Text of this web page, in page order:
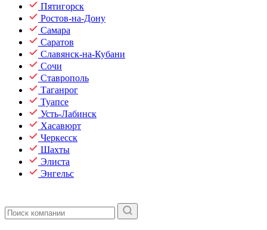
Пятигорск
Ростов-на-Дону
Самара
Саратов
Славянск-на-Кубани
Сочи
Ставрополь
Таганрог
Туапсе
Усть-Лабинск
Хасавюрт
Черкесск
Шахты
Элиста
Энгельс